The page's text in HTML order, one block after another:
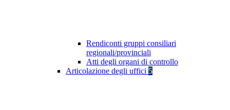
Rendiconti gruppi consiliari
regionali/provinciali
Atti degli organi di controllo
Articolazione degli uffici 5